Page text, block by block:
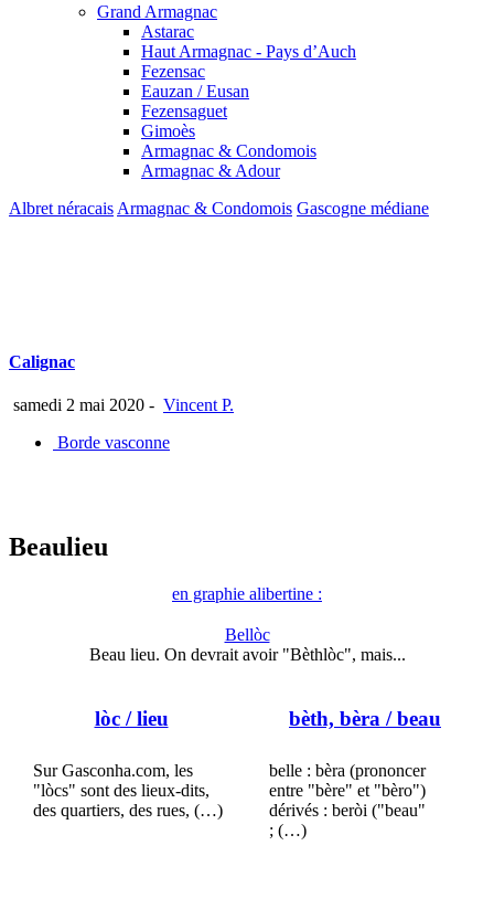
Grand Armagnac
Astarac
Haut Armagnac - Pays d’Auch
Fezensac
Eauzan / Eusan
Fezensaguet
Gimoès
Armagnac & Condomois
Armagnac & Adour
Albret néracais Armagnac & Condomois Gascogne médiane
Calignac
samedi 2 mai 2020 - Vincent P.
Borde vasconne
Beaulieu
en graphie alibertine :
Bellòc
Beau lieu. On devrait avoir "Bèthlòc", mais...
lòc/ lieu
Sur Gasconha.com, les
"lòcs" sont des lieux-dits,
des quartiers, des rues, (…)
bèth, bèra / beau
belle : bèra (prononcer
entre "bère" et "bèro")
dérivés : beròi ("beau"
; (…)